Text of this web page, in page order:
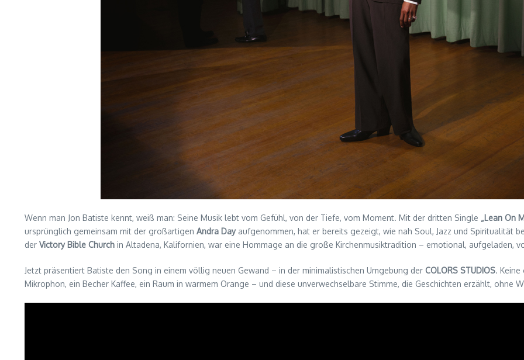
Wenn man Jon Batiste kennt, weiß man: Seine Musik lebt vom Gefühl, von der Tiefe, vom Moment. Mit der dritten Single „Lean On
ursprünglich gemeinsam mit der großartigen Andra Dayaufgenommen, hat er bereits gezeigt, wie nah Soul, Jazz und Spiritualität
der Victory Bible Church in Altadena, Kalifornien, war eine Hommage an die große Kirchenmusiktradition – emotional, aufgeladen,
Jetzt präsentiert Batiste den Song in einem völlig neuen Gewand – in der minimalistischen Umgebung der COLORS STUDIOS. Keine
Mikrophon, ein Becher Kaffee, ein Raum in warmem Orange – und diese unverwechselbare Stimme, die Geschichten erzählt, ohne